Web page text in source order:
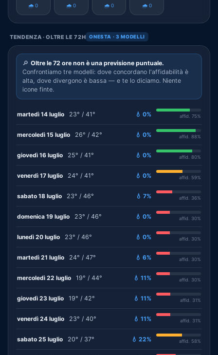
🌧️ 0 🌧️ 0 🌧️ 0 🌧️ 0
TENDENZA · OLTRE LE 72H ONESTA · 3 MODELLI
🔎 Oltre le 72 ore non è una previsione puntuale.
Confrontiamo tre modelli: dove concordano l'affidabilità è
alta, dove divergono è bassa — e te lo diciamo. Niente
icone finte.
martedì 14 luglio 23° / 41° 💧 0% affid. 75%
mercoledì 15 luglio 26° / 42° 💧 0% affid. 88%
giovedì 16 luglio 25° / 41° 💧 0% affid. 80%
venerdì 17 luglio 24° / 41° 💧 0% affid. 59%
sabato 18 luglio 23° / 46° 💧 7% affid. 36%
domenica 19 luglio 23° / 46° 💧 0% affid. 30%
lunedì 20 luglio 23° / 46° 💧 0% affid. 30%
martedì 21 luglio 24° / 47° 💧 6% affid. 30%
mercoledì 22 luglio 19° / 44° 💧 11% affid. 30%
giovedì 23 luglio 19° / 42° 💧 11% affid. 31%
venerdì 24 luglio 23° / 40° 💧 11% affid. 31%
sabato 25 luglio 20° / 37° 💧 22% affid. 58%